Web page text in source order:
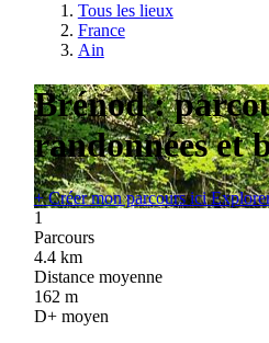
Tous les lieux
France
Ain
Brénod :
randonnées et
+Créer mon parcours ici
1
Parcours
4.4 km
Distance moyenne
162 m
D+ moyen